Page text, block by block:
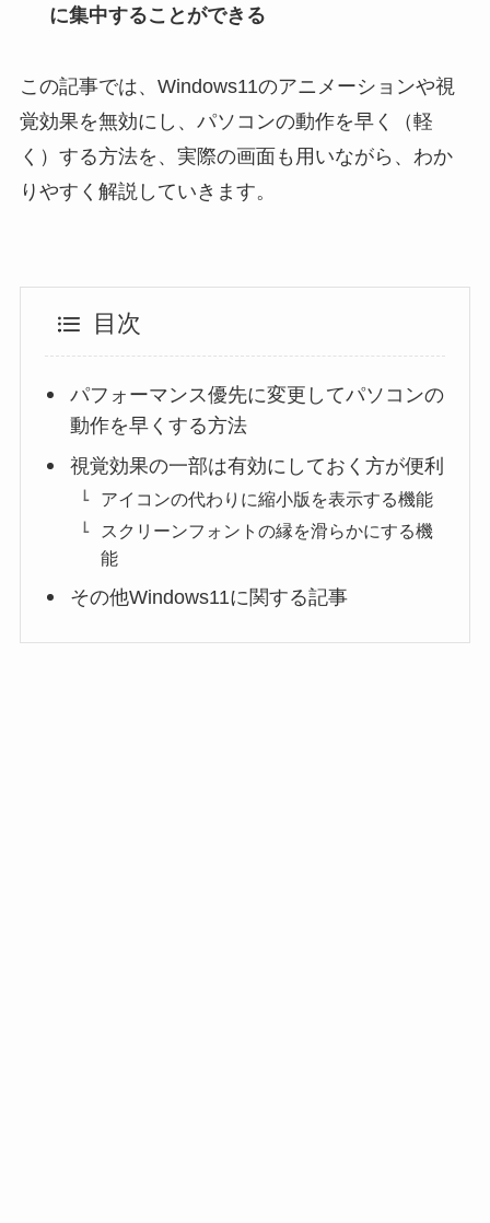
に集中することができる
この記事では、Windows11のアニメーションや視
覚効果を無効にし、パソコンの動作を早く（軽
く）する方法を、実際の画面も用いながら、わか
りやすく解説していきます。
目次
パフォーマンス優先に変更してパソコンの
動作を早くする方法
視覚効果の一部は有効にしておく方が便利
アイコンの代わりに縮小版を表示する機能
スクリーンフォントの縁を滑らかにする機
能
その他Windows11に関する記事